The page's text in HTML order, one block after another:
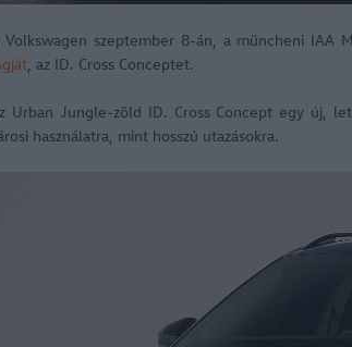
Volkswagen szeptember 8-án, a müncheni IAA
, az ID. Cross Conceptet.
Urban Jungle-zöld ID. Cross Concept egy új,
használatra, mint hosszú utazásokra.